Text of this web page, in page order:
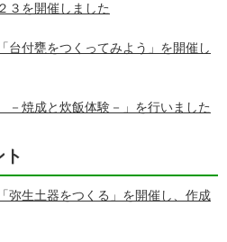
３を開催しました
台付甕をつくってみよう」を開催し
焼成と炊飯体験－」を行いました
弥生土器をつくる」を開催し、作成